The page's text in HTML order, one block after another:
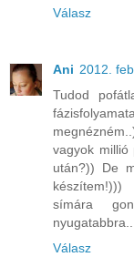
Válasz
Ani 2012.
Tudod
vagyok millió
után?)) De
símára
Válasz